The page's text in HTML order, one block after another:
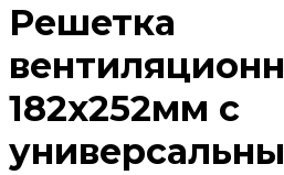
Решетка
182х252мм с